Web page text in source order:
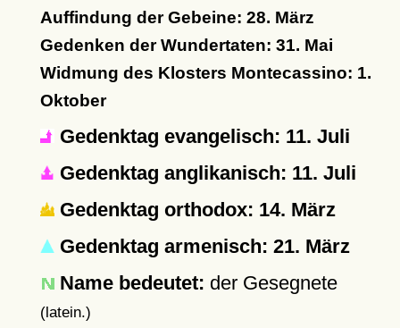
Auffindung der Gebeine: 28. März
Gedenken der Wundertaten: 31. Mai
Widmung des Klosters Montecassino: 1.
Oktober
Gedenktag evangelisch: 11. Juli
Gedenktag anglikanisch: 11. Juli
Gedenktag orthodox: 14. März
Gedenktag armenisch: 21. März
Name bedeutet: der Gesegnete
(latein.)